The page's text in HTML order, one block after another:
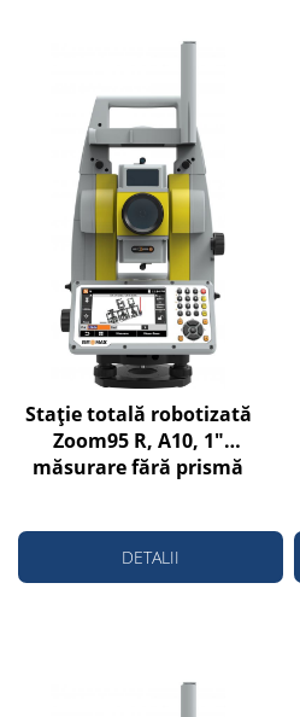
Stație totală robotizată
Zoom95 R, A10, 1"
măsurare fără prismă
DETALII